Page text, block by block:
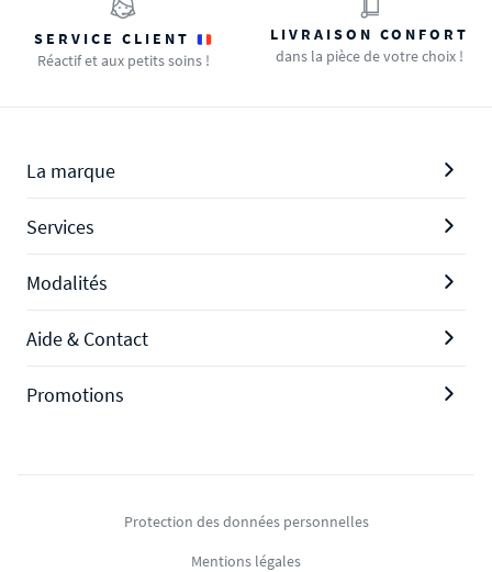
SERVICE CLIENT
Réactif et aux petits soins !
LIVRAISON CONFORT
dans la pièce de votre choix !
La marque
Services
Modalités
Aide & Contact
Promotions
Protection des données personnelles
Mentions légales